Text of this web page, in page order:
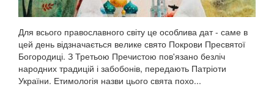
Для всього православного світу це особлива дат - саме в
цей день відзначається велике свято Покрови Пресвятої
Богородиці. З Третьою Пречистою пов'язано безліч
народних традицій і забобонів, передають Патріоти
України. Етимологія назви цього свята похо...